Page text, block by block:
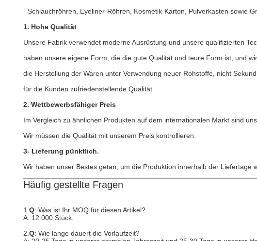
- Schlauchröhren, Eyeliner-Röhren, Kosmetik-Karton, Pulverkasten sowie
1. Hohe Qualität
Unsere Fabrik verwendet moderne Ausrüstung und unsere qualifizierten
haben unsere eigene Form, die die gute Qualität und teure Form ist, und
die Herstellung der Waren unter Verwendung neuer Rohstoffe, nicht
für die Kunden zufriedenstellende Qualität.
2. Wettbewerbsfähiger Preis
Im Vergleich zu ähnlichen Produkten auf dem internationalen Markt sind
Wir müssen die Qualität mit unserem Preis kontrollieren.
3- Lieferung pünktlich.
Wir haben unser Bestes getan, um die Produktion innerhalb der Liefertage
Häufig gestellte Fragen
1. Q: Was ist Ihr MOQ für diesen Artikel?
A: 12.000 Stück.
2. Q: Wie lange dauert die Vorlaufzeit?